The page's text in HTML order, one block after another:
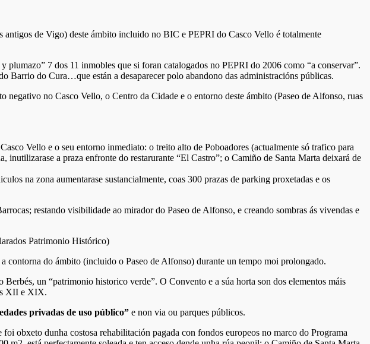
de Vigo) deste ámbito incluido no BIC e PEPRI do Casco Vello é totalmente
7 dos 11 inmobles que si foran catalogados no PEPRI do 2006 como “a conservar”.
Barrio do Cura…que están a desaparecer polo abandono das administracións públicas.
no Casco Vello, o Centro da Cidade e o entorno deste ámbito (Paseo de Alfonso, ruas
Vello e o seu entorno inmediato: o treito alto de Poboadores (actualmente só trafico para
a praza enfronte do restarurante “El Castro”; o Camiño de Santa Marta deixará de
na zona aumentarase sustancialmente, coas 300 prazas de parking proxetadas e os
restando visibilidade ao mirador do Paseo de Alfonso, e creando sombras ás vivendas e
Patrimonio Histórico)
contorna do ámbito (incluido o Paseo de Alfonso) durante un tempo moi prolongado.
un “patrimonio historico verde”. O Convento e a súa horta son dos elementos máis
XII e XIX.
privadas de uso público” e non via ou parques públicos.
obxeto dunha costosa rehabilitación pagada con fondos europeos no marco do Programa